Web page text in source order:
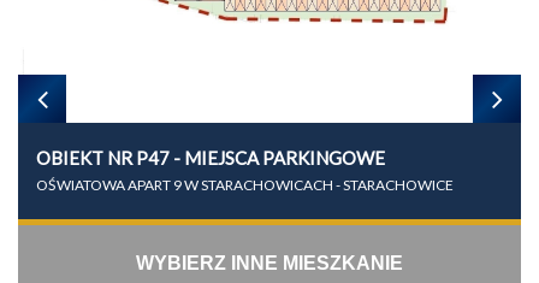
OBIEKT NR P47 - MIEJSCA PARKINGOWE
OŚWIATOWA APART 9 W STARACHOWICACH - STARACHOWICE
WYBIERZ INNE MIESZKANIE